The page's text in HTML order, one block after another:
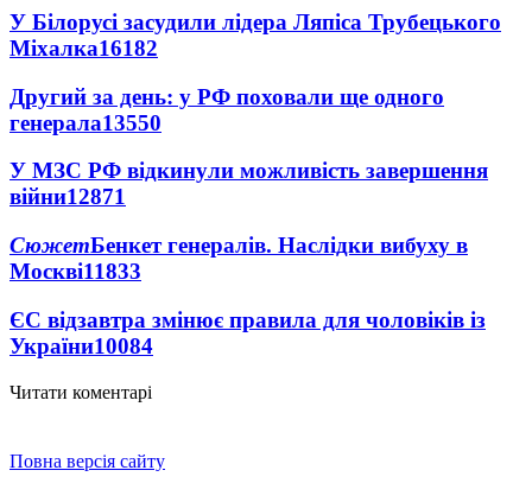
У Білорусі засудили лідера Ляпіса Трубецького
Міхалка16182
Другий за день: у РФ поховали ще одного
генерала13550
У МЗС РФ відкинули можливість завершення
війни12871
СюжетБенкет генералів. Наслідки вибуху в
Москві11833
ЄС відзавтра змінює правила для чоловіків із
України10084
Читати коментарі
Повна версія сайту